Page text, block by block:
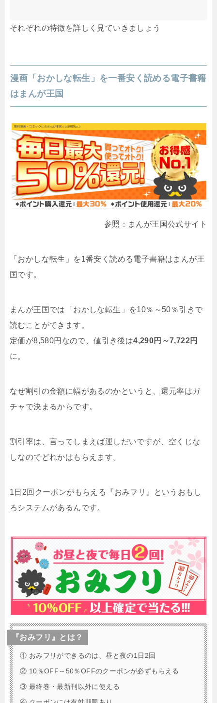
それぞれの特徴を詳しく見ていきましょう
漫画「おかしな転生」を一番安く読める電子書籍
はまんが王国
参照：まんが王国公式サイト
「おかしな転生」を1番安く読める電子書籍はまんが王
国です。
まんが王国では「おかしな転生」を10％～50％引きで
読むことができます。
定価が8,580円なので、値引き後は4,290円～7,722円
に。
なぜ割引の金額に幅があるのかというと、還元率はガ
チャで決まるからです。
割引率は、言ってしまえば運しだいですが、空くじな
しなのでどれかはもらえます。
1日2回クーポンがもらえる『おみフリ』というおもし
ろシステムがあるんです。
『おみフリ』とは？
① おみフリができるのは、昼と夜の1日2回
② 10％OFF～50％OFFのクーポンが必ずもらえる
③ 最終巻・最新刊以外に使える